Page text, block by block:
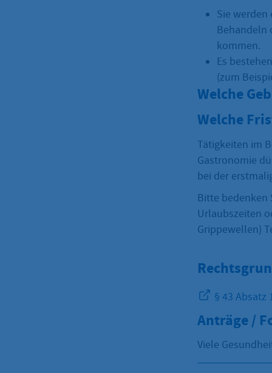
Sie
Behandeln
kommen.
Es
(zum
Welche
Welche
Tätigkeiten im
Gastronomie
bei der
Bitte bedenken
Urlaubszeiten
Grippewellen)
§ 43 Absatz
Anträge /
Viele